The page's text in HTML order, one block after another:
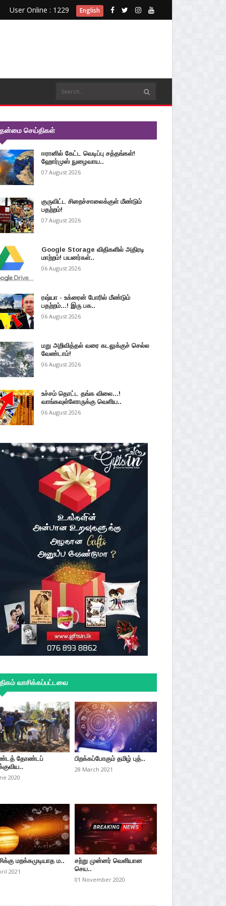
User Online : 1229 English
செய்திகள்
ஈரானில் கேட்ட வெடிப்பு சத்தங்கள்!
ஹோர்முஸ் நுழைவாய..
07 August 2026
குருவிட்ட சிறைச்சாலைக்குள் மீண்டும்
பதற்றம்!
07 August 2026
Google Storage விதிகளில் அதிரடி
மாற்றம்! பயனர்கள்..
06 August 2026
ரஷ்யா - உக்ரைன் போரில் மீண்டும்
பதற்றம்...! இரு பக..
06 August 2026
மறு அறிவித்தல் வரை கடலுக்குச் செல்ல
வேண்டாம்!
06 August 2026
உச்சம் தொட்ட தங்க விலை...!
வாங்கவுள்ளோருக்கு வெளிய..
06 August 2026
வாசிக்கப்பட்டவை
தோண்டப்
2020
பிறக்கப்போகும் தமிழ் புத்..
28 March 2021
மறக்கமுடியாத ம..
2021
சற்று முன்னர் வெளியான
செய..
01 November 2020